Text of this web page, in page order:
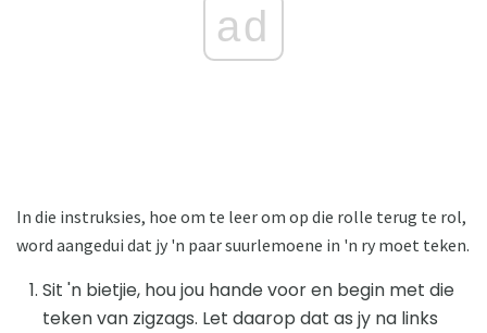
ad
In die instruksies, hoe om te leer om op die rolle terug te rol,
word aangedui dat jy 'n paar suurlemoene in 'n ry moet teken.
Sit 'n bietjie, hou jou hande voor en begin met die
teken van zigzags. Let daarop dat as jy na links